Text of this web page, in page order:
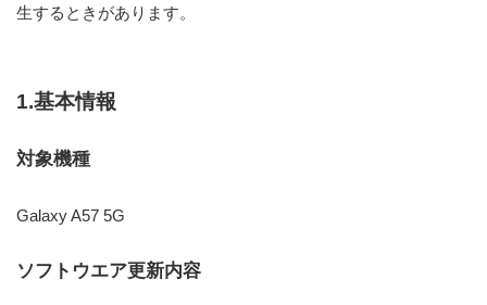
生するときがあります。
1.基本情報
対象機種
Galaxy A57 5G
ソフトウエア更新内容